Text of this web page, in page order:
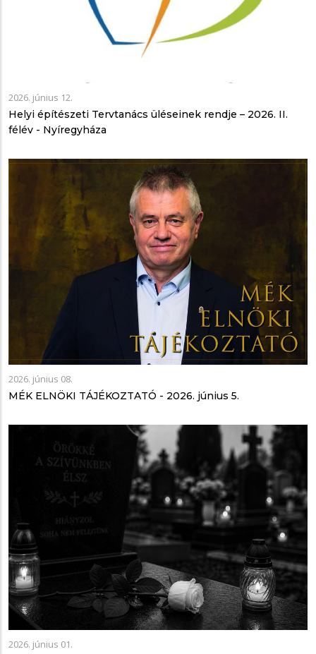
2026. június 12.
Helyi építészeti Tervtanács üléseinek rendje – 2026. II.
félév - Nyíregyháza
2026. június 08.
MÉK ELNÖKI TÁJÉKOZTATÓ - 2026. június 5.
2026. június 01.